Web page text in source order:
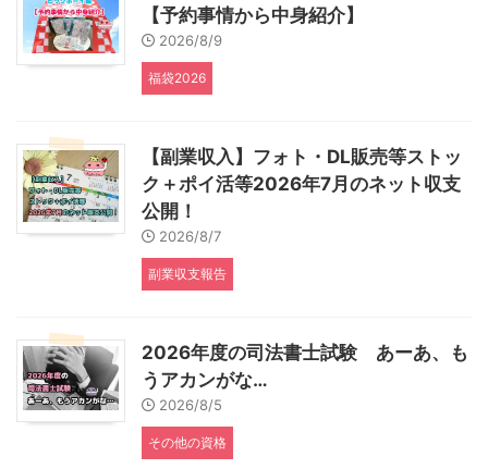
【予約事情から中身紹介】
2026/8/9
福袋2026
【副業収入】フォト・DL販売等ストッ
ク＋ポイ活等2026年7月のネット収支
公開！
2026/8/7
副業収支報告
2026年度の司法書士試験 あーあ、も
うアカンがな…
2026/8/5
その他の資格